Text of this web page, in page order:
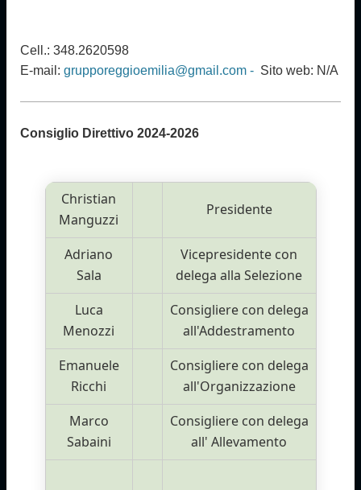
Cell.: 348.2620598
E-mail:grupporeggioemilia@gmail.com - Sito web: N/A
Consiglio Direttivo 2024-2026
Christian
Manguzzi
Presidente
Adriano
Sala
Vicepresidente con
delega alla Selezione
Luca
Menozzi
Consigliere con delega
all'Addestramento
Emanuele
Ricchi
Consigliere con delega
all'Organizzazione
Marco
Sabaini
Consigliere con delega
all' Allevamento